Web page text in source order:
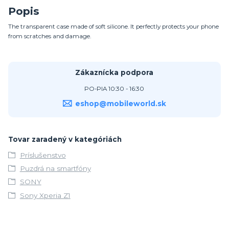
Popis
The transparent case made of soft silicone. It perfectly protects your phone
from scratches and damage.
Zákaznícka podpora
PO-PIA 10:30 - 16:30
eshop@mobileworld.sk
Tovar zaradený v kategóriách
Príslušenstvo
Puzdrá na smartfóny
SONY
Sony Xperia Z1